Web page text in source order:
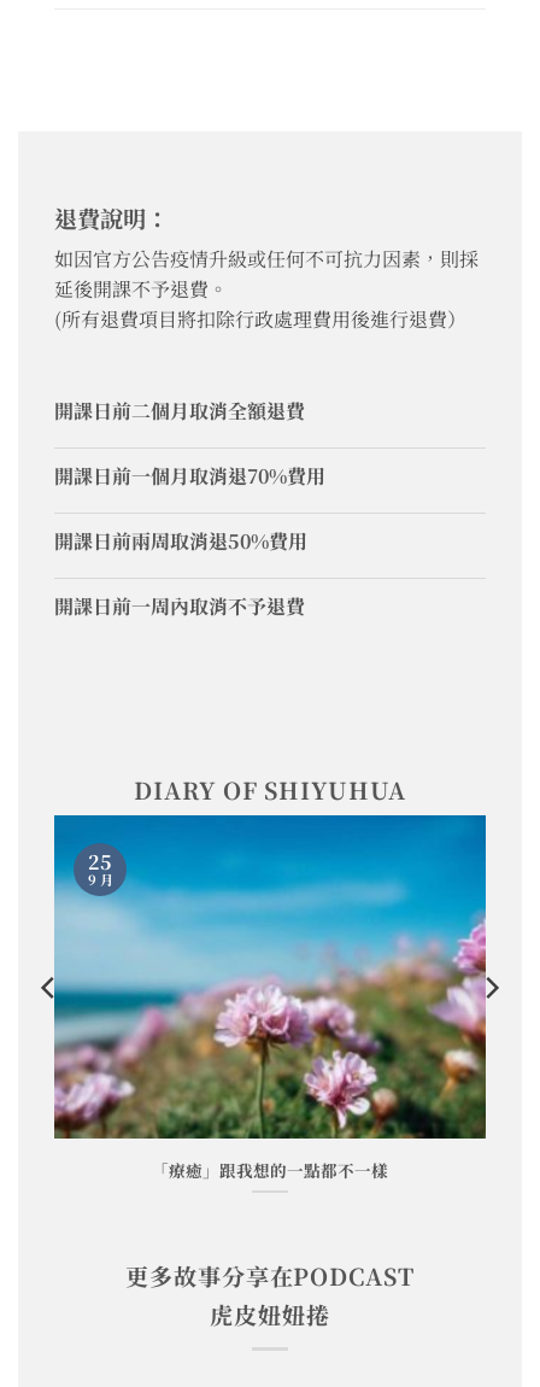
退費說明：
如因官方公告疫情升級或任何不可抗力因素，則採
延後開課不予退費。
(所有退費項目將扣除行政處理費用後進行退費）
開課日前二個月取消全額退費
開課日前一個月取消退70%費用
開課日前兩周取消退50%費用
開課日前一周內取消不予退費
DIARY OF SHIYUHUA
「療癒」跟我想的一點都不一樣
25
9 月
更多故事分享在PODCAST
虎皮妞妞捲